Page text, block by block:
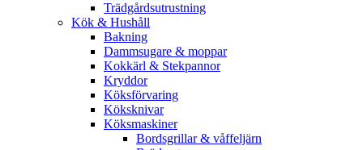
Trädgårdsutrustning
Kök & Hushåll
Bakning
Dammsugare & moppar
Kokkärl & Stekpannor
Kryddor
Köksförvaring
Köksknivar
Köksmaskiner
Bordsgrillar & våffeljärn